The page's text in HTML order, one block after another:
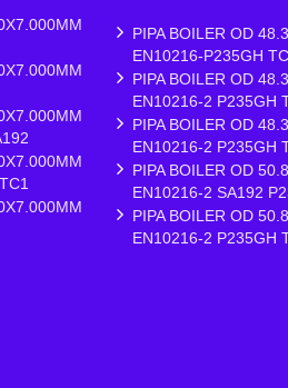
PIPA BOILER OD
EN10216-P235GH
PIPA BOILER OD
EN10216-2 P235GH
PIPA BOILER OD
EN10216-2 P235GH
PIPA BOILER OD
EN10216-2 SA192
PIPA BOILER OD
EN10216-2 P235GH